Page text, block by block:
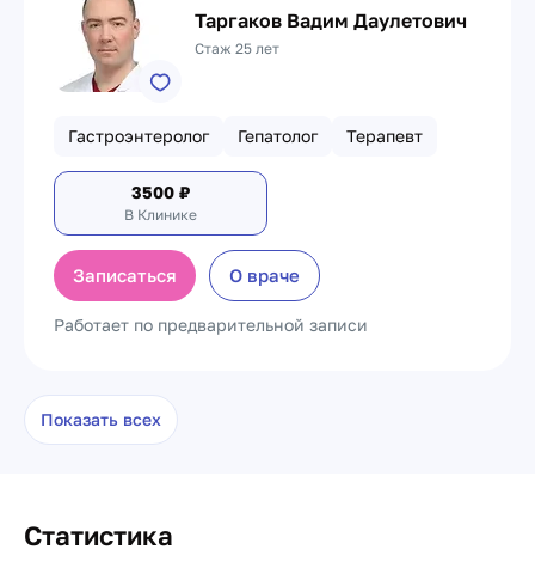
Таргаков Вадим Даулетович
Стаж 25 лет
Гастроэнтеролог Гепатолог Терапевт
3500 ₽
В Клинике
Записаться О враче
Работает по предварительной записи
Показать всех
Статистика